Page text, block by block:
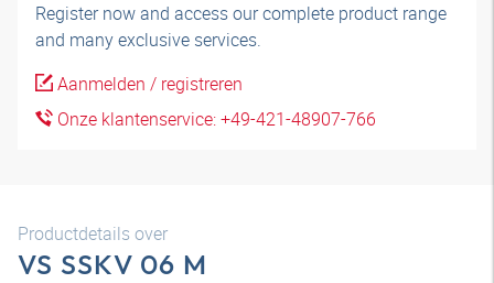
Register now and access our complete product range
and many exclusive services.
Aanmelden / registreren
Onze klantenservice: +49-421-48907-766
Productdetails over
VS SSKV 06 M